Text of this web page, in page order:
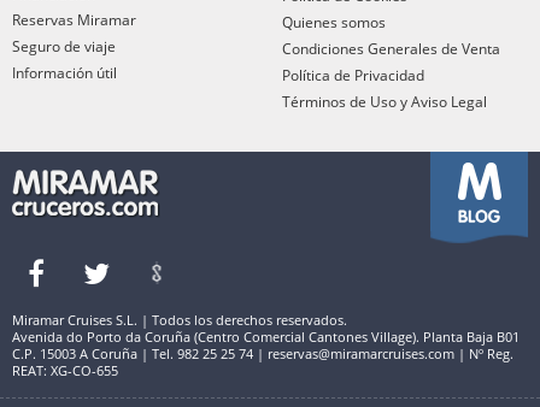
Reservas Miramar
Seguro de viaje
Información útil
Quienes somos
Condiciones Generales de Venta
Política de Privacidad
Términos de Uso y Aviso Legal
Miramar Cruises S.L. | Todos los derechos reservados.
Avenida do Porto da Coruña (Centro Comercial Cantones Village). Planta Baja B01
C.P. 15003 A Coruña | Tel. 982 25 25 74 | reservas@miramarcruises.com | Nº Reg.
REAT: XG-CO-655